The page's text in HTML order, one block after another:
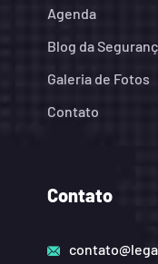
Agenda
Blog da
Galeria de Fotos
Contato
Contato